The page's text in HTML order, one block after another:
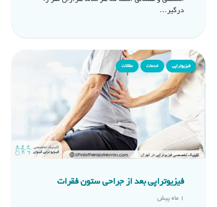
درگیر…
فیزیوتراپی خدمات مقالات
فیزیوتراپی بعد از جراحی ستون فقرات
1 ماه پیش